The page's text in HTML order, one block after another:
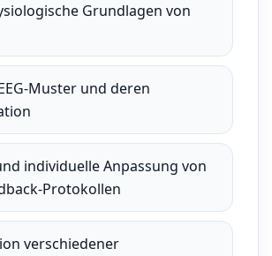
Grundlagen von
Muster und deren
individuelle Anpassung von
Protokollen
verschiedener